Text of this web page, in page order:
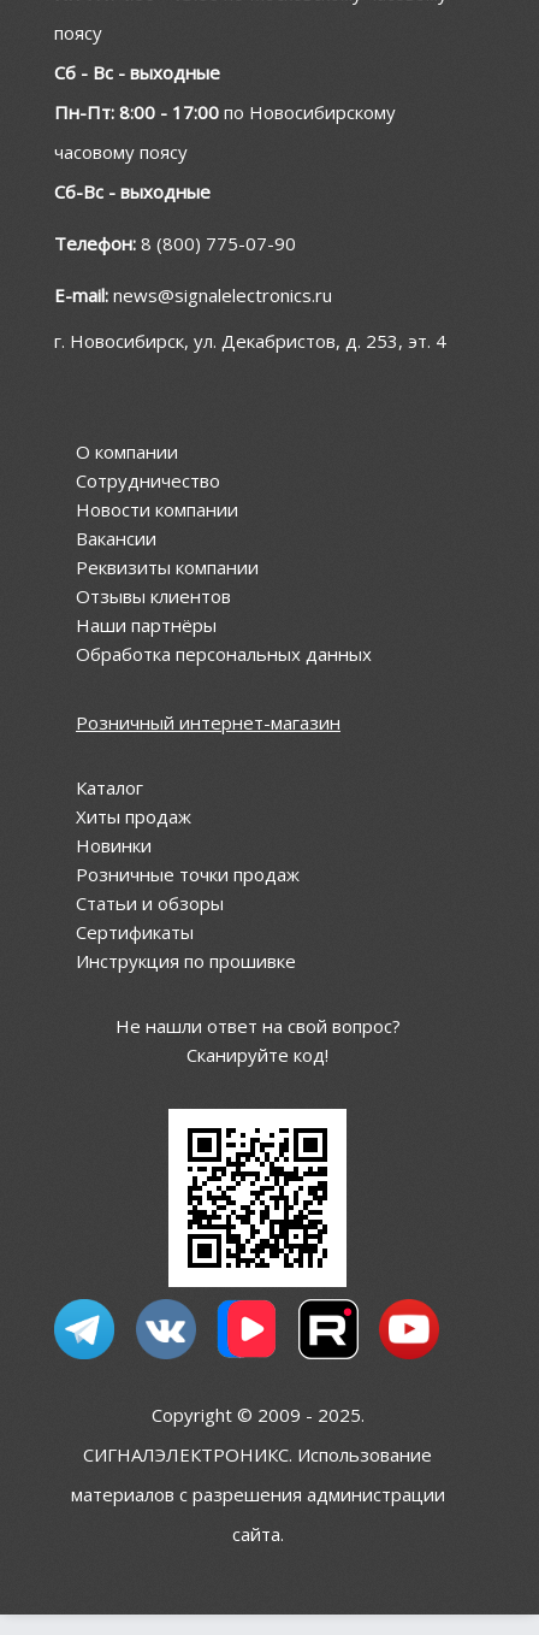
поясу
Сб - Вс - выходные
Пн-Пт: 8:00 - 17:00 по Новосибирскому
часовому поясу
Сб-Вс - выходные
Телефон: 8 (800) 775-07-90
E-mail: news@signalelectronics.ru
г. Новосибирск, ул. Декабристов, д. 253, эт. 4
О компании
Сотрудничество
Новости компании
Вакансии
Реквизиты компании
Отзывы клиентов
Наши партнёры
Обработка персональных данных
Розничный интернет-магазин
Каталог
Хиты продаж
Новинки
Розничные точки продаж
Статьи и обзоры
Сертификаты
Инструкция по прошивке
Не нашли ответ на свой вопрос?
Сканируйте код!
Copyright © 2009 - 2025.
СИГНАЛЭЛЕКТРОНИКС. Использование
материалов с разрешения администрации
сайта.